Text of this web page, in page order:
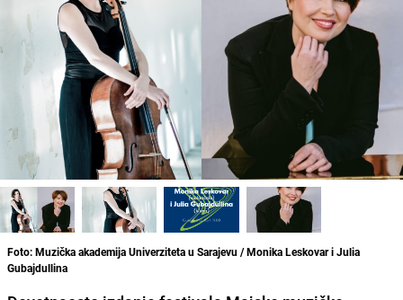
Foto: Muzička akademija Univerziteta u Sarajevu / Monika Leskovar i Julia
Gubajdullina